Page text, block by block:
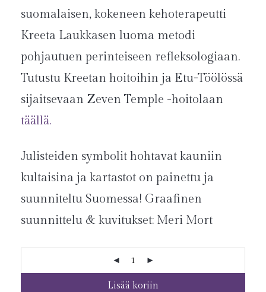
suomalaisen, kokeneen kehoterapeutti
Kreeta Laukkasen luoma metodi
pohjautuen perinteiseen refleksologiaan.
Tutustu Kreetan hoitoihin ja Etu-Töölössä
sijaitsevaan Zeven Temple -hoitolaan
täällä.
Julisteiden symbolit hohtavat kauniin
kultaisina ja kartastot on painettu ja
suunniteltu Suomessa! Graafinen
suunnittelu & kuvitukset: Meri Mort
Lisää koriin